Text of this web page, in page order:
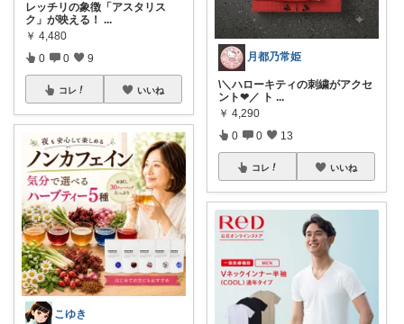
レッチリの象徴「アスタリス
ク」が映える！ ...
￥ 4,480
0 0 9
コレ いいね
こゆき
月都乃常姫
\＼ハローキティの刺繍がアクセ
ント❤／ ト ...
￥ 4,290
0 0 13
コレ いいね